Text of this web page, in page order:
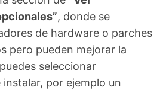
, donde se
de hardware o parches
pero pueden mejorar la
seleccionar
por ejemplo un